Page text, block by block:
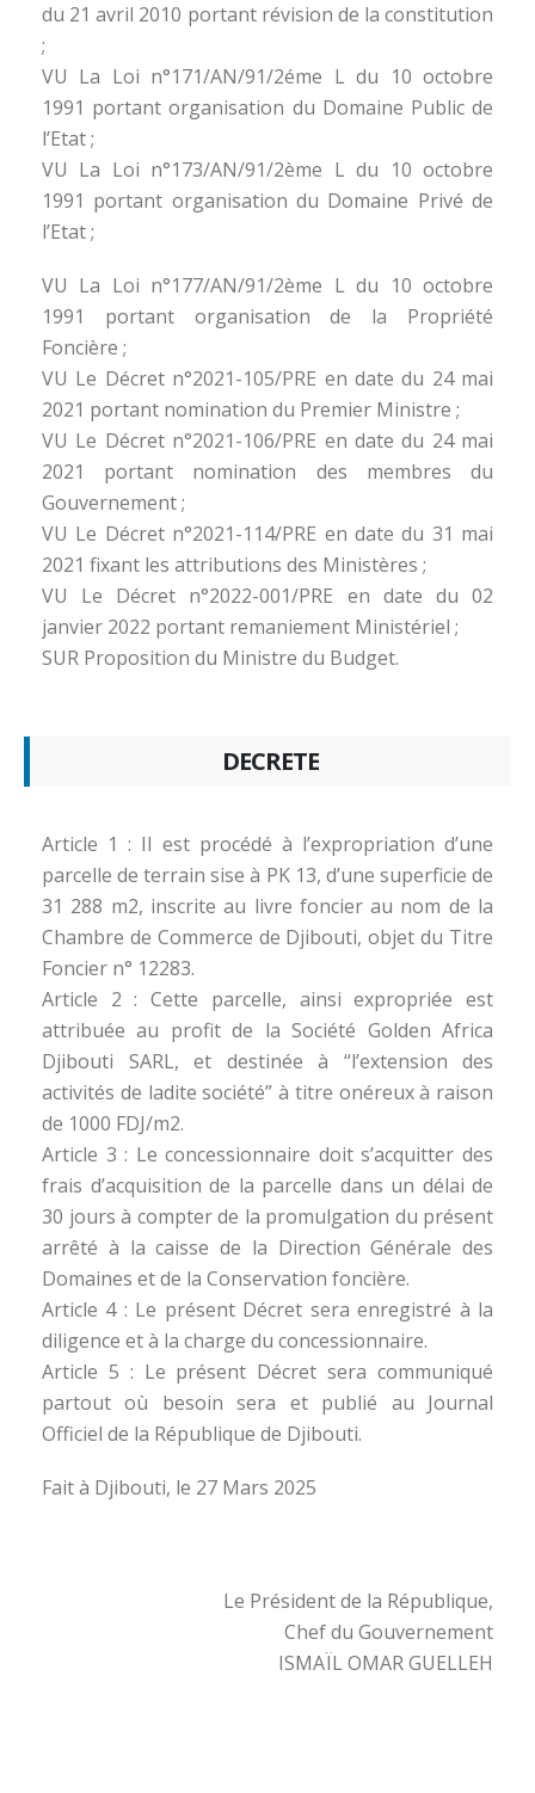
du 21 avril 2010 portant révision de la constitution
;
VU La Loi n°171/AN/91/2éme L du 10 octobre
1991 portant organisation du Domaine Public de
l’Etat ;
VU La Loi n°173/AN/91/2ème L du 10 octobre
1991 portant organisation du Domaine Privé de
l’Etat ;
VU La Loi n°177/AN/91/2ème L du 10 octobre
1991 portant organisation de la Propriété
Foncière ;
VU Le Décret n°2021-105/PRE en date du 24 mai
2021 portant nomination du Premier Ministre ;
VU Le Décret n°2021-106/PRE en date du 24 mai
2021 portant nomination des membres du
Gouvernement ;
VU Le Décret n°2021-114/PRE en date du 31 mai
2021 fixant les attributions des Ministères ;
VU Le Décret n°2022-001/PRE en date du 02
janvier 2022 portant remaniement Ministériel ;
SUR Proposition du Ministre du Budget.
DECRETE
Article 1 : Il est procédé à l’expropriation d’une
parcelle de terrain sise à PK 13, d’une superficie de
31 288 m2, inscrite au livre foncier au nom de la
Chambre de Commerce de Djibouti, objet du Titre
Foncier n° 12283.
Article 2 : Cette parcelle, ainsi expropriée est
attribuée au profit de la Société Golden Africa
Djibouti SARL, et destinée à “l’extension des
activités de ladite société” à titre onéreux à raison
de 1000 FDJ/m2.
Article 3 : Le concessionnaire doit s’acquitter des
frais d’acquisition de la parcelle dans un délai de
30 jours à compter de la promulgation du présent
arrêté à la caisse de la Direction Générale des
Domaines et de la Conservation foncière.
Article 4 : Le présent Décret sera enregistré à la
diligence et à la charge du concessionnaire.
Article 5 : Le présent Décret sera communiqué
partout où besoin sera et publié au Journal
Officiel de la République de Djibouti.
Fait à Djibouti, le 27 Mars 2025
Le Président de la République,
Chef du Gouvernement
ISMAÏL OMAR GUELLEH